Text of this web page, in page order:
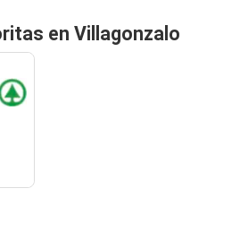
en Villagonzalo